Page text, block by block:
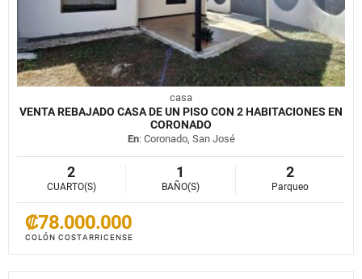
casa
VENTA REBAJADO CASA DE UN PISO CON 2 HABITACIONES EN
CORONADO
En: Coronado, San José
2
CUARTO(S)
1
BAÑO(S)
2
Parqueo
₡78.000.000
COLÓN COSTARRICENSE